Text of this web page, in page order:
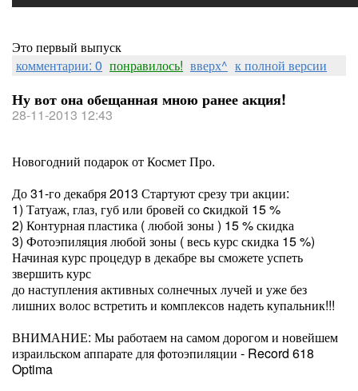
Это первый выпуск
комментарии: 0 понравилось! вверх^ к полной версии
Ну вот она обещанная мною ранее акция!
28-11-2013 12:43
Новогодний подарок от Космет Про.
До 31-го декабря 2013 Стартуют срезу три акции:
1) Татуаж, глаз, губ или бровей со cкидкой 15 %
2) Контурная пластика ( любой зоны ) 15 % скидка
3) Фотоэпиляция любой зоны ( весь курс скидка 15 %)
Начиная курс процедур в декабре вы сможете успеть
звершить курс
до наступления активных солнечных лучей и уже без
лишних волос встретить и комплексов надеть купальник!!!
ВНИМАНИЕ: Мы работаем на самом дорогом и новейшем
израильском аппарате для фотоэпиляции - Record 618
Optima